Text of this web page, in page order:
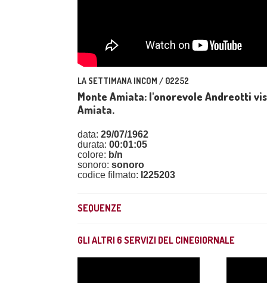
LA SETTIMANA INCOM / 02252
Monte Amiata: l'onorevole Andreotti
Amiata.
data: 29/07/1962
durata: 00:01:05
colore: b/n
sonoro: sonoro
codice filmato: I225203
SEQUENZE
GLI ALTRI 6 SERVIZI DEL CINEGIORNALE